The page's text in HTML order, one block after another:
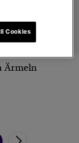
5
Ärmeln
Cookies